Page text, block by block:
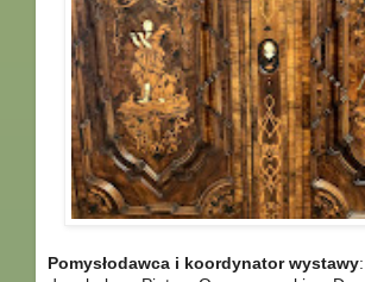
Pomysłodawca i koordynator wystawy: